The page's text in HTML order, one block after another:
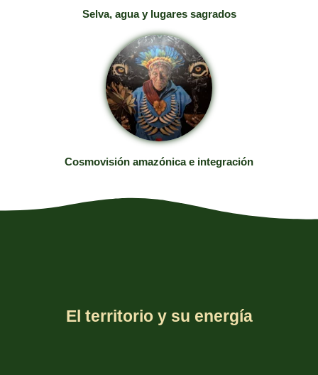
Selva, agua y lugares sagrados
Cosmovisión amazónica e integración
El territorio y su energía